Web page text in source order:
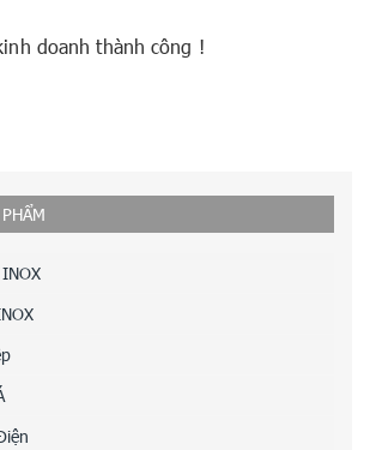
doanh thành công !